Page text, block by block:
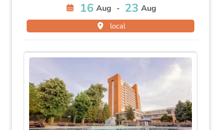
16 Aug - 23 Aug
local